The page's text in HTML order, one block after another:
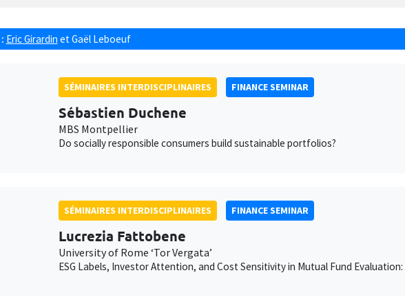
Eric Girardin et Gaël Leboeuf
SÉMINAIRES INTERDISCIPLINAIRES FINANCE SEMINAR
Sébastien Duchene
MBS Montpellier
Do socially responsible consumers build sustainable portfolios?
SÉMINAIRES INTERDISCIPLINAIRES FINANCE SEMINAR
Lucrezia Fattobene
University of Rome ‘Tor Vergata’
ESG Labels, Investor Attention, and Cost Sensitivity in Mutual Fund Evaluation: